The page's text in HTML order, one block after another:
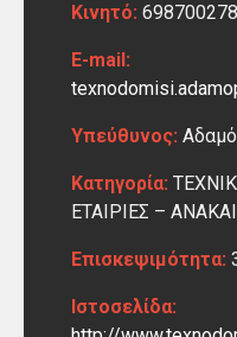
Κινητό:
E-mail:
Υπεύθυνος:
Κατηγορία:
ΕΤΑΙΡΙΕΣ –
Επισκεψιμότητα:
Ιστοσελίδα: